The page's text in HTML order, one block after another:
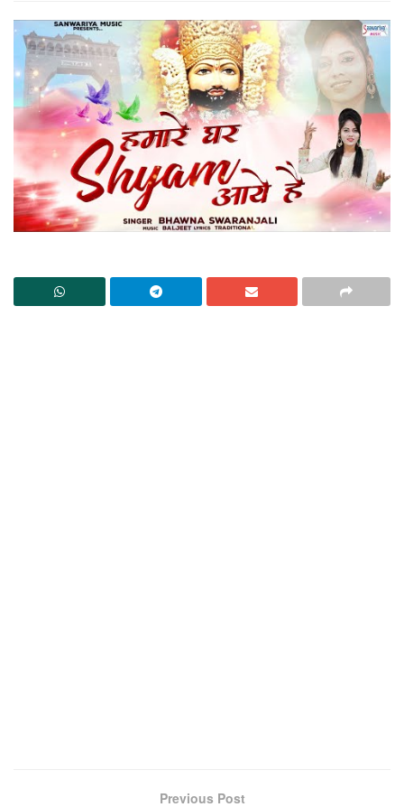
Previous Post